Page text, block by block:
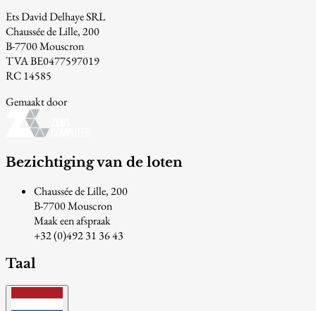
Ets David Delhaye SRL
Chaussée de Lille, 200
B-7700 Mouscron
TVA BE0477597019
RC 14585
Gemaakt door
Bezichtiging van de loten
Chaussée de Lille, 200
B-7700 Mouscron
Maak een afspraak
+32 (0)492 31 36 43
Taal